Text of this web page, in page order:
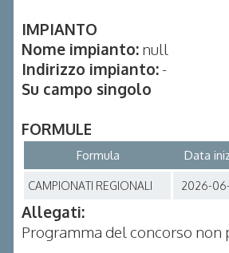
IMPIANTO
Nome impianto: null
Indirizzo impianto:-
Su campo singolo
FORMULE
Formula Data
CAMPIONATI REGIONALI 2026-
Allegati:
Programma del concorso non